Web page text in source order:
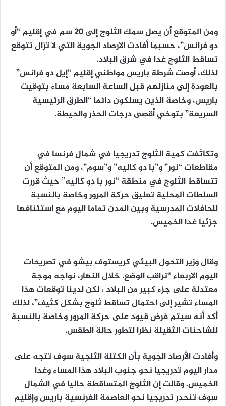
ومن المتوقع أن يصل سمك الثلوج إلى 20 سم في إقليم “أو
دو فرانس”، حسبما أفادت الارصاد الجوية التي لا تزال تتوقع
تساقط الثلوج غدا في شرق البلاد.
لذلك، أوصت شرطة باريس مواطني إقليم “إيل دو فرانس”
بالعودة إلى منازلهم قبل الساعة السابعة مساء بتوقيت
باريس، وخاصة الذين يسلكون دائما “الطرق الرئيسية
السريعة” بتوخي أقصى درجات الحذر والحيطة.
وتكاثفت كمية الثلوج تدريجيا في شمال فرنسا في
مقاطعات “نور” و”با دو كاليه” و”سوم”، ومن المتوقع أن
تتساقط الثلوج في منطقة “نور با دو كاليه” حيث قررت
السلطات المحلية تعليق حركة المرور وخاصة بالنسبة
للحافلات المدرسية وبين المدن تماما اليوم مع استئنافها
جزئيا غدا الخميس.
وقال وزير التحول البيئي كريستوف بيشو في تصريحات
اليوم الاربعاء “نراقب الوضع. خلال النهار، نواجه موجة
معتدلة على جزء كبير من البلاد ، لكن لدينا توقعات هذا
المساء تشير إلى احتمال تساقط ثلوج بشكل كثيف”، لذلك
أكد أنه سيتم فرض قيود على حركة المرور وخاصة بالنسبة
للشاحنات الثقيلة نظرا لتطور حالة الطقس.
وأفادت الأرصاد الجوية بأن الكتلة الثلجية سوف تتجه على
مدار اليوم تدريجيا نحو جنوب البلاد هذا المساء وغدا
الخميس. وقالت إن الثلوج المتساقطة حاليا في الشمال
سوف تنحدر تدريجيا نحو العاصمة الفرنسية باريس وإقليم